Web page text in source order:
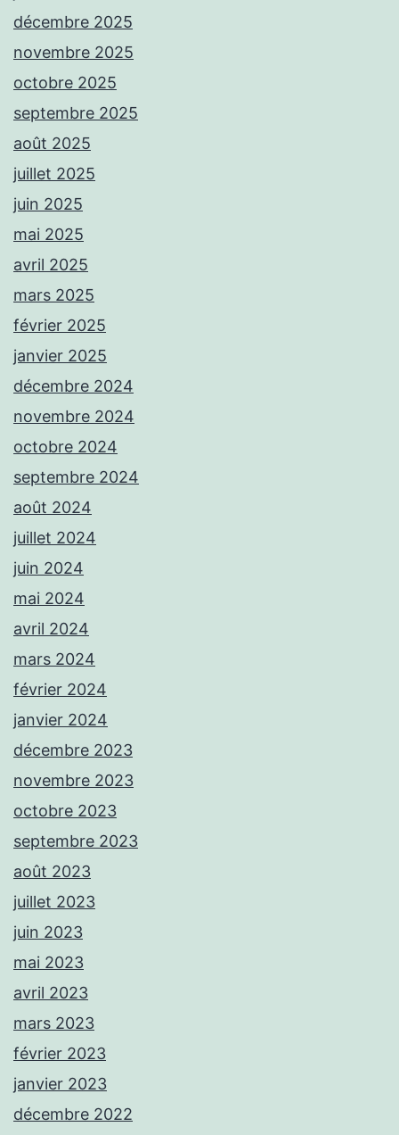
décembre 2025
novembre 2025
octobre 2025
septembre 2025
août 2025
juillet 2025
juin 2025
mai 2025
avril 2025
mars 2025
février 2025
janvier 2025
décembre 2024
novembre 2024
octobre 2024
septembre 2024
août 2024
juillet 2024
juin 2024
mai 2024
avril 2024
mars 2024
février 2024
janvier 2024
décembre 2023
novembre 2023
octobre 2023
septembre 2023
août 2023
juillet 2023
juin 2023
mai 2023
avril 2023
mars 2023
février 2023
janvier 2023
décembre 2022